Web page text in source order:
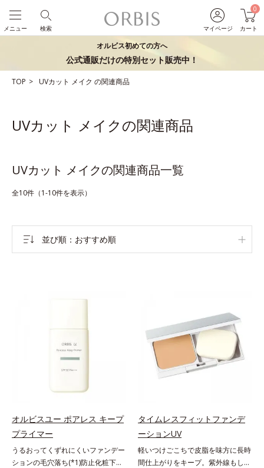
マイページ
0
カート
検索
メニュー
オルビス初めての方へ
公式通販だけの特別セット販売中！
TOP UVカット メイク の関連商品
UVカット メイクの関連商品
UVカット メイクの関連商品一覧
全10件（1-10件を表示）
並び順 おすすめ順
オルビスユー ポアレス キープ
プライマー
うるおってくずれにくいファンデー
ションの毛穴落ち(*1)防止化粧下
タイムレスフィットファンデ
ーションUV
軽いつけごこちで皮脂を味方に長時
間仕上がりをキープ。紫外線もしっ